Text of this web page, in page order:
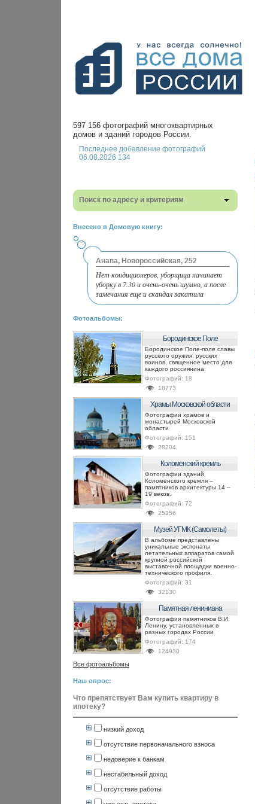
597 156 фотографий многоквартирных
домов и зданий городов России.
Последнее добавление фотографий
06.08.2026 134
Поиск по адресу и критериям
Внесено в Домовую книгу:
Анапа, Новороссийская, 252
Нет кондиционеров, уборщица начинает
уборку в 7.30 и очень-очень шумно, а после
замечания еще и скандал закатила
Фотоальбомы:
Бородинское Поле
Бородинское Поле-поле славы
русского оружия, русских
воинов, священное место для
каждого россиянина.
Фотографий: 18
18773
Храмы Московской области
Фотографии храмов и
монастырей Московской
области
Фотографий: 151
28204
Коломенский кремль
Фотографии зданий
Коломенского кремля –
памятников архитектуры 14 –
19 веков.
Фотографий: 72
25356
Музей УГМК (Самолеты)
В альбоме представлены
уникальные экспонаты
летательных аппаратов самой
крупной российской
выставочной площадки военно-
технического профиля.
Фотографий: 31
32130
Памятная лениниана
Фотографии памятников В.И.
Ленину, установленных в
разных городах России
Фотографий: 174
124930
Все фотоальбомы
Наш опрос:
Что препятствует Вам купить квартиру в
ипотеку?
низкий доход
отсутствие первоначального взноса
недоверие к банкам
нестабильный доход
отсутствие работы